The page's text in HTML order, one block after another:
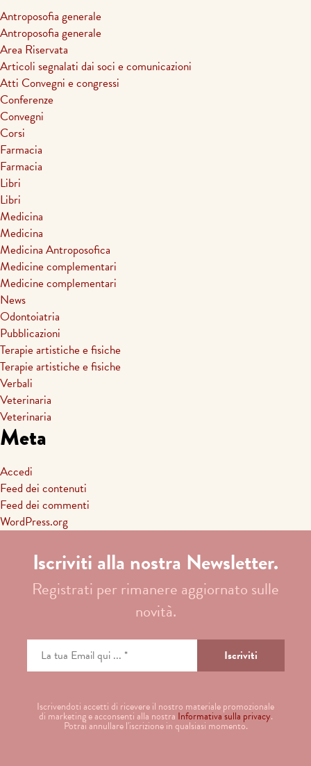
Antroposofia generale
Antroposofia generale
Area Riservata
Articoli segnalati dai soci e comunicazioni
Atti Convegni e congressi
Conferenze
Convegni
Corsi
Farmacia
Farmacia
Libri
Libri
Medicina
Medicina
Medicina Antroposofica
Medicine complementari
Medicine complementari
News
Odontoiatria
Pubblicazioni
Terapie artistiche e fisiche
Terapie artistiche e fisiche
Verbali
Veterinaria
Veterinaria
Meta
Accedi
Feed dei contenuti
Feed dei commenti
WordPress.org
Iscriviti alla nostra Newsletter.
Registrati per rimanere aggiornato sulle
novità.
Iscrivendoti accetti di ricevere il nostro materiale promozionale
di marketing e acconsenti alla nostra Informativa sulla privacy.
Potrai annullare l'iscrizione in qualsiasi momento.